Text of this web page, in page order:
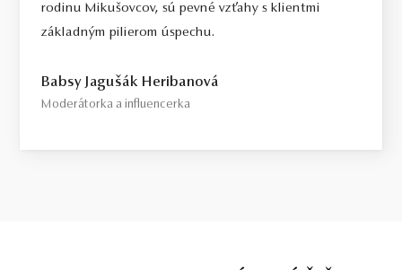
rodinu Mikušovcov, sú pevné vzťahy s klientmi
základným pilierom úspechu.
Babsy Jagušák Heribanová
Moderátorka a influencerka